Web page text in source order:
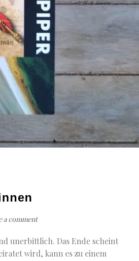
a comment
unerbittlich. Das Ende scheint
wird, kann es zu einem